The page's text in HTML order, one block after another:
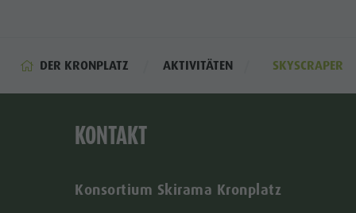
DER KRONPLATZ AKTIVITÄTEN SKYSCRAPER
KONTAKT
Konsortium Skirama Kronplatz